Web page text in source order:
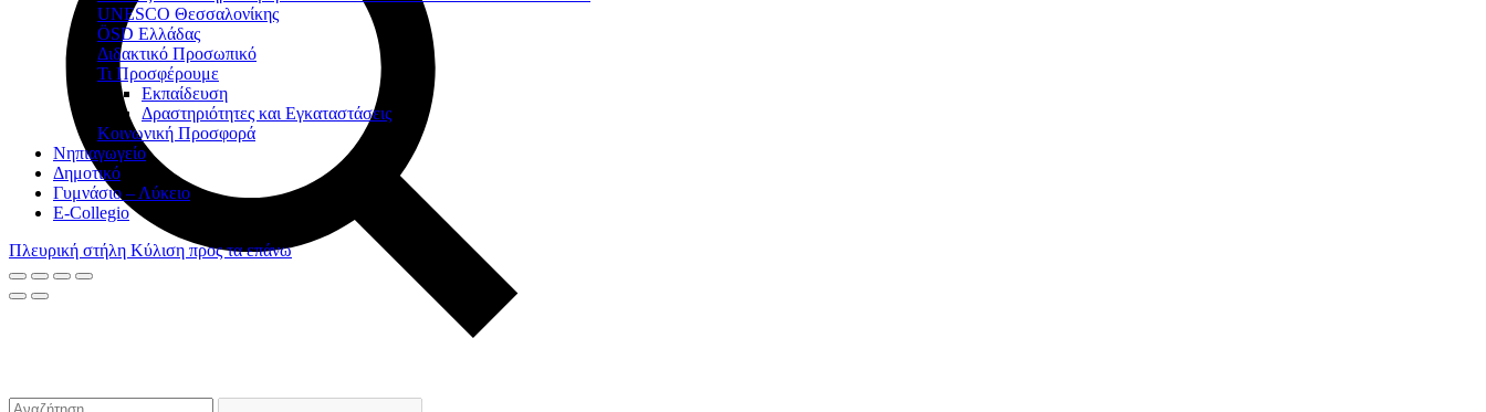
UNESCO Θεσσαλονίκης
ÖSD Ελλάδας
Διδακτικό Προσωπικό
Τι Προσφέρουμε
Eκπαίδευση
Δραστηριότητες και Εγκαταστάσεις
Κοινωνική Προσφορά
Νηπιαγωγείο
Δημοτικό
Γυμνάσιο – Λύκειο
E-Collegio
Πλευρική στήλη Κύλιση προς τα επάνω